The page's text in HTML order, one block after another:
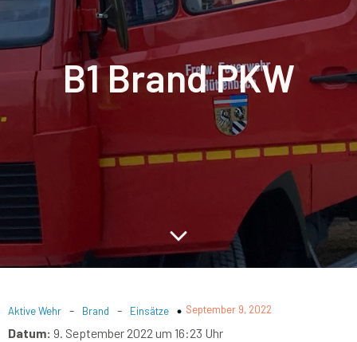
B1 Brand PKW
Aktive Wehr - Brand - Einsätze September 9, 2022
Datum: 9. September 2022 um 16:23 Uhr